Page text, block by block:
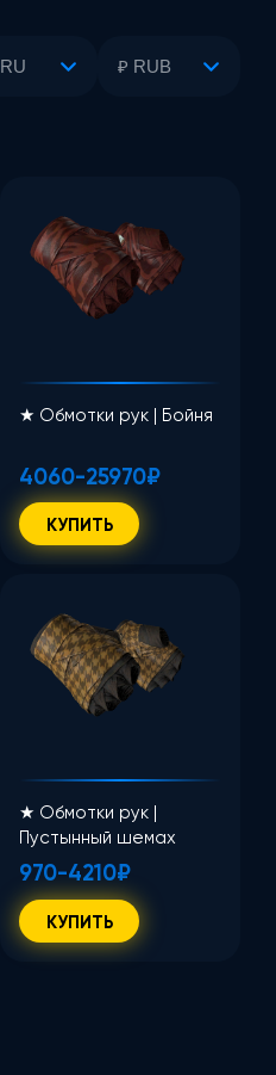
RU ₽ RUB
★ Обмотки рук | Бойня
4060-25970₽
КУПИТЬ
★ Обмотки рук |
Пустынный шемах
970-4210₽
КУПИТЬ